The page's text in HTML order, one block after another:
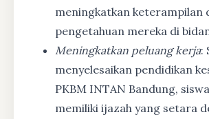
meningkatkan keterampilan
pengetahuan mereka di
Meningkatkan peluang kerja:
menyelesaikan pendidikan
PKBM INTAN Bandung,
memiliki ijazah yang setara